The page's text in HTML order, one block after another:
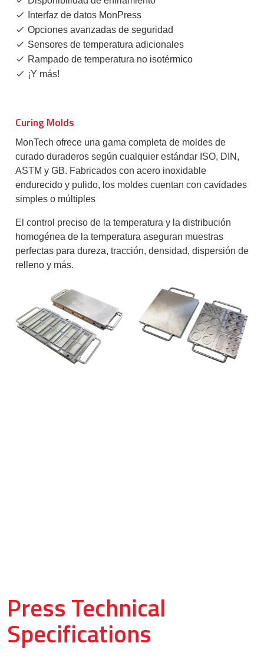
Interfaz de datos MonPress
Opciones avanzadas de seguridad
Sensores de temperatura adicionales
Rampado de temperatura no isotérmico
¡Y más!
Curing Molds
MonTech ofrece una gama completa de moldes de
curado duraderos según cualquier estándar ISO, DIN,
ASTM y GB. Fabricados con acero inoxidable
endurecido y pulido, los moldes cuentan con cavidades
simples o múltiples
El control preciso de la temperatura y la distribución
homogénea de la temperatura aseguran muestras
perfectas para dureza, tracción, densidad, dispersión de
relleno y más.
Press Technical
Specifications